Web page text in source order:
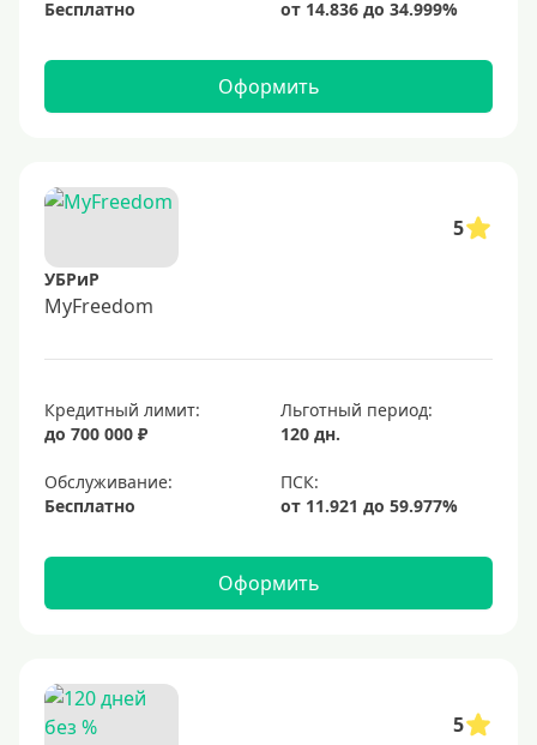
Бесплатно
Оформить
5
УБРиР
MyFreedom
Кредитный лимит:
до 700 000 ₽
Льготный период:
120 дн.
Обслуживание:
Бесплатно
Оформить
5